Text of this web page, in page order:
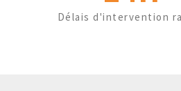
Délais d'intervention